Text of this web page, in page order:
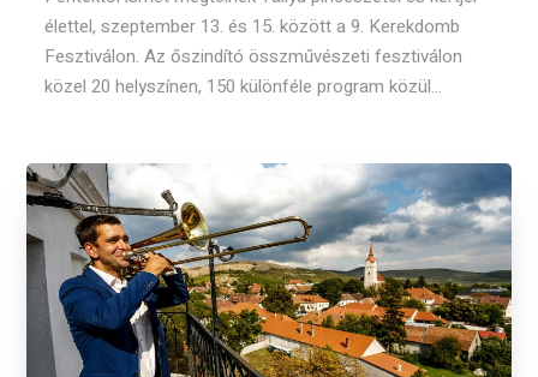
élettel, szeptember 13. és 15. között a 9. Kerekdomb
Fesztiválon. Az őszindító összművészeti fesztiválon
közel 20 helyszínen, 150 különféle program közül...